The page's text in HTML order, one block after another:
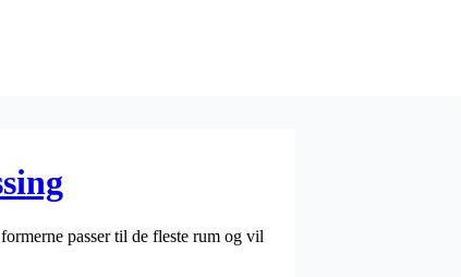
passer til de fleste rum og vil